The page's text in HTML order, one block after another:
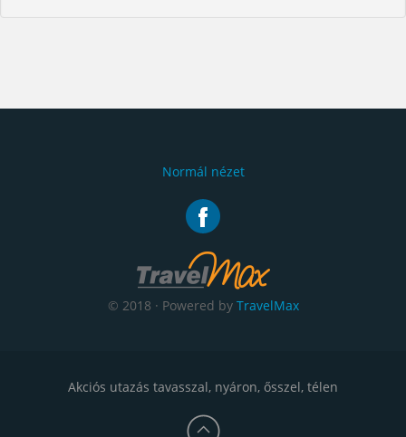
Normál nézet
© 2018 · Powered by TravelMax
Akciós utazás tavasszal, nyáron, ősszel, télen